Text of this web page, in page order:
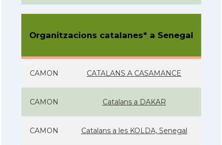
Organitzacions catalanes* a Senegal
CAMON CATALANS A CASAMANCE
CAMON Catalans a DAKAR
CAMON Catalans a les KOLDA, Senegal